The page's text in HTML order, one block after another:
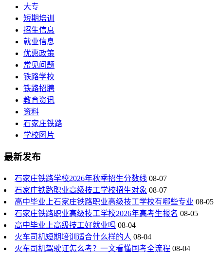
大专
短期培训
招生信息
就业信息
优惠政策
常见问题
铁路学校
铁路招聘
教育资讯
资料
石家庄铁路
学校图片
最新发布
石家庄铁路学校2026年秋季招生分数线 08-07
石家庄铁路职业高级技工学校招生对象 08-07
高中毕业上石家庄铁路职业高级技工学校有哪些专业 08-05
石家庄铁路职业高级技工学校2026年高考生报名 08-05
高中毕业上高级技工好就业吗 08-04
火车司机短期培训适合什么样的人 08-04
火车司机驾驶证怎么考？一文看懂国考全流程 08-04